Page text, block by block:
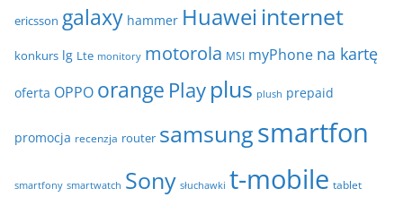
ericsson galaxy hammer Huawei internet
konkurs lg Lte monitory motorola MSI myPhone na kartę
oferta OPPO orange Play plus plush prepaid
promocja recenzja router samsungsmartfon
smartfony smartwatch Sony słuchawki t-mobile tablet